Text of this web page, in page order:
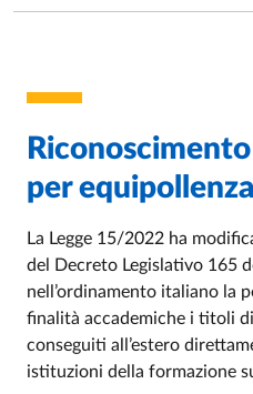
per equipollenza
La Legge 15/2022 ha
del Decreto Legislativo 165
nell’ordinamento italiano la
finalità accademiche i titoli
conseguiti all’estero
istituzioni della formazione